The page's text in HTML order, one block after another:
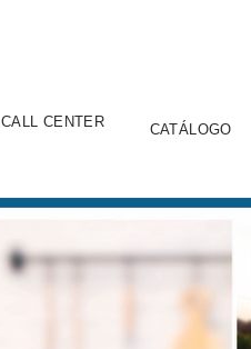
CALL CENTER CATÁLOGO